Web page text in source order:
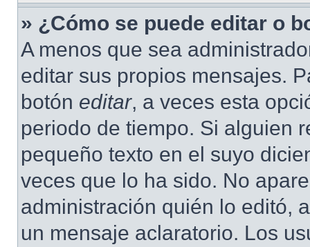
» ¿Cómo se puede editar o
A menos que sea
editar sus propios mensajes.
botón editar, a veces esta
periodo de tiempo. Si alguien
pequeño texto en el suyo
veces que lo ha sido. No
administración quién lo editó,
un mensaje aclaratorio. Los